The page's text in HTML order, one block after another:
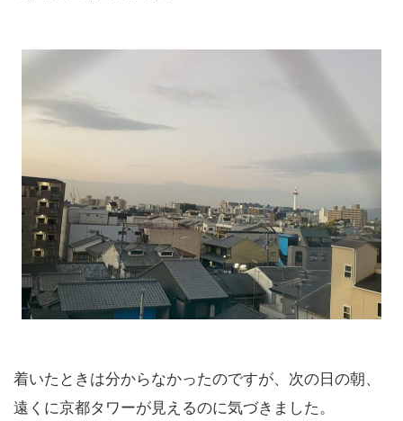
着いたときは分からなかったのですが、次の日の朝、
遠くに京都タワーが見えるのに気づきました。